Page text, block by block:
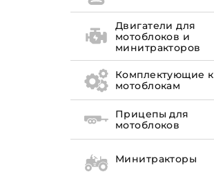
Двигатели для
мотоблоков и
минитракторов
Комплектующие к
мотоблокам
Прицепы для
мотоблоков
Минитракторы